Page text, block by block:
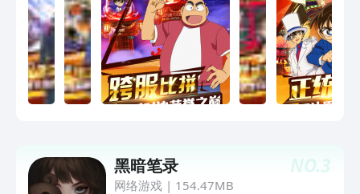
NO.3
黑暗笔录
网络游戏| 154.47MB